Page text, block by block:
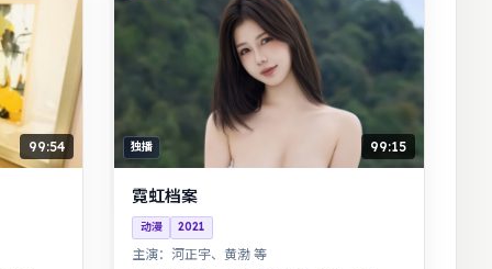
99:54 独播 99:15
霓虹档案
动漫 2021
主演：河正宇、黄渤 等